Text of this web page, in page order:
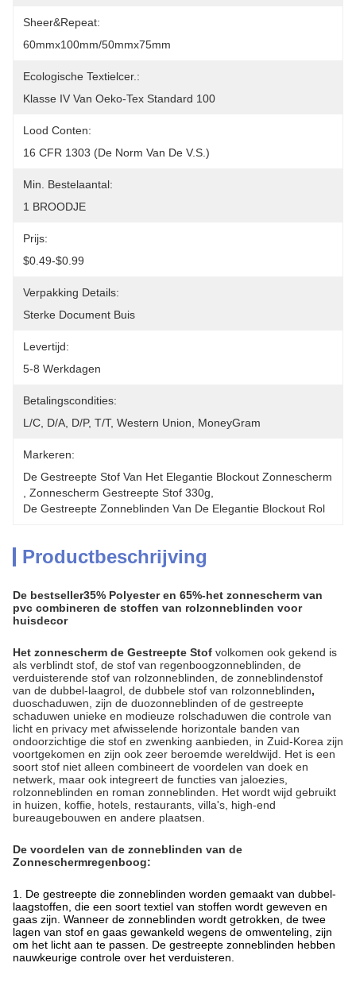
Sheer&Repeat:
60mmx100mm/50mmx75mm
Ecologische Textielcer.:
Klasse IV Van Oeko-Tex Standard 100
Lood Conten:
16 CFR 1303 (de Norm Van De V.S.)
Min. Bestelaantal:
1 BROODJE
Prijs:
$0.49-$0.99
Verpakking Details:
Sterke Document Buis
Levertijd:
5-8 Werkdagen
Betalingscondities:
L/C, D/A, D/P, T/T, Western Union, MoneyGram
Markeren:
De Gestreepte Stof Van Het Elegantie Blockout Zonnescherm
Zonnescherm Gestreepte Stof 330g
De Gestreepte Zonneblinden Van De Elegantie Blockout Rol
Productbeschrijving
De bestseller35% Polyester en 65%-het zonnescherm van
pvc combineren de stoffen van rolzonneblinden voor
huisdecor
Het zonnescherm de Gestreepte Stof volkomen ook gekend is
als verblindt stof, de stof van regenboogzonneblinden, de
verduisterende stof van rolzonneblinden, de zonneblindenstof
van de dubbel-laagrol, de dubbele stof van rolzonneblinden,
duoschaduwen, zijn de duozonneblinden of de gestreepte
schaduwen unieke en modieuze rolschaduwen die controle van
licht en privacy met afwisselende horizontale banden van
ondoorzichtige die stof en zwenking aanbieden,
in Zuid-Korea zijn
voortgekomen en zijn ook zeer beroemde wereldwijd. Het is een
soort stof niet alleen combineert de voordelen van doek en
netwerk, maar ook integreert de functies van jaloezies,
rolzonneblinden en roman zonneblinden. Het wordt wijd gebruikt
in huizen, koffie, hotels, restaurants, villa's, high-end
bureaugebouwen en andere plaatsen.
De voordelen van de zonneblinden van de
Zonneschermregenboog:
1. De gestreepte die zonneblinden worden gemaakt van dubbel-
laagstoffen, die een soort textiel van stoffen wordt geweven en
gaas zijn. Wanneer de zonneblinden wordt getrokken, de twee
lagen van stof en gaas gewankeld wegens de omwenteling, zijn
om het licht aan te passen. De gestreepte zonneblinden hebben
nauwkeurige controle over het verduisteren.